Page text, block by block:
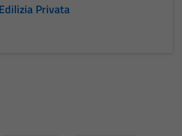
Privata